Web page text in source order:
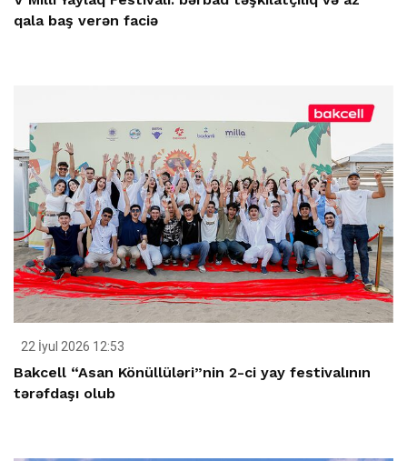
qala baş verən faciə
22 İyul 2026 12:53
Bakcell “Asan Könüllüləri”nin 2-ci yay festivalının
tərəfdaşı olub